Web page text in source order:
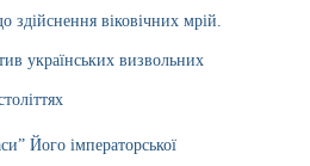
віковічних мрій.
українських визвольних
Його імператорської